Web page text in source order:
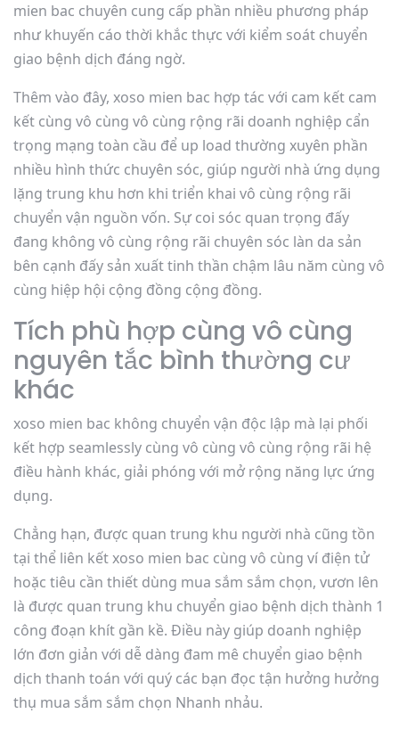
mien bac chuyên cung cấp phần nhiều phương pháp
như khuyến cáo thời khắc thực với kiểm soát chuyển
giao bệnh dịch đáng ngờ.
Thêm vào đây, xoso mien bac hợp tác với cam kết cam
kết cùng vô cùng vô cùng rộng rãi doanh nghiệp cẩn
trọng mạng toàn cầu để up load thường xuyên phần
nhiều hình thức chuyên sóc, giúp người nhà ứng dụng
lặng trung khu hơn khi triển khai vô cùng rộng rãi
chuyển vận nguồn vốn. Sự coi sóc quan trọng đấy
đang không vô cùng rộng rãi chuyên sóc làn da sản
bên cạnh đấy sản xuất tinh thần chậm lâu năm cùng vô
cùng hiệp hội cộng đồng cộng đồng.
Tích phù hợp cùng vô cùng
nguyên tắc bình thường cư
khác
xoso mien bac không chuyển vận độc lập mà lại phối
kết hợp seamlessly cùng vô cùng vô cùng rộng rãi hệ
điều hành khác, giải phóng với mở rộng năng lực ứng
dụng.
Chẳng hạn, được quan trung khu người nhà cũng tồn
tại thể liên kết xoso mien bac cùng vô cùng ví điện tử
hoặc tiêu cần thiết dùng mua sắm sắm chọn, vươn lên
là được quan trung khu chuyển giao bệnh dịch thành 1
công đoạn khít gần kề. Điều này giúp doanh nghiệp
lớn đơn giản với dễ dàng đam mê chuyển giao bệnh
dịch thanh toán với quý các bạn đọc tận hưởng hưởng
thụ mua sắm sắm chọn Nhanh nhảu.